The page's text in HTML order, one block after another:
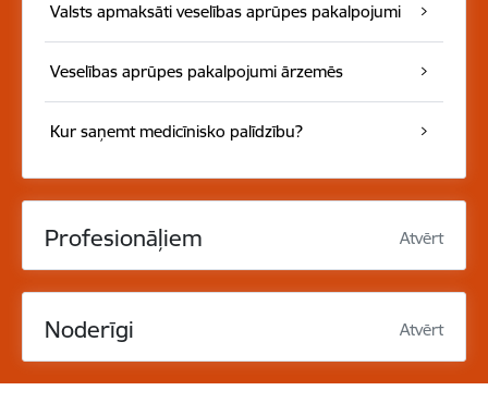
Valsts apmaksāti veselības aprūpes pakalpojumi
Veselības aprūpes pakalpojumi ārzemēs
Kur saņemt medicīnisko palīdzību?
Profesionāļiem Atvērt
Noderīgi Atvērt